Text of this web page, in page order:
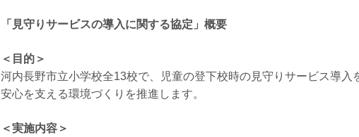
「見守りサービスの導入に関する協定」概要
＜目的＞
河内長野市立小学校全13校で、児童の登下校時の見守りサービス導入
安心を支える環境づくりを推進します。
＜実施内容＞